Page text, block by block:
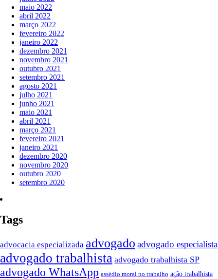
maio 2022
abril 2022
março 2022
fevereiro 2022
janeiro 2022
dezembro 2021
novembro 2021
outubro 2021
setembro 2021
agosto 2021
julho 2021
junho 2021
maio 2021
abril 2021
março 2021
fevereiro 2021
janeiro 2021
dezembro 2020
novembro 2020
outubro 2020
setembro 2020
Tags
advocacia especializada advogado advogado especialista
advogado trabalhista advogado trabalhista SP
advogado WhatsApp assédio moral no trabalho ação trabalhista